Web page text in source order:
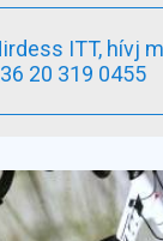
ITT, hívj
20 319 0455